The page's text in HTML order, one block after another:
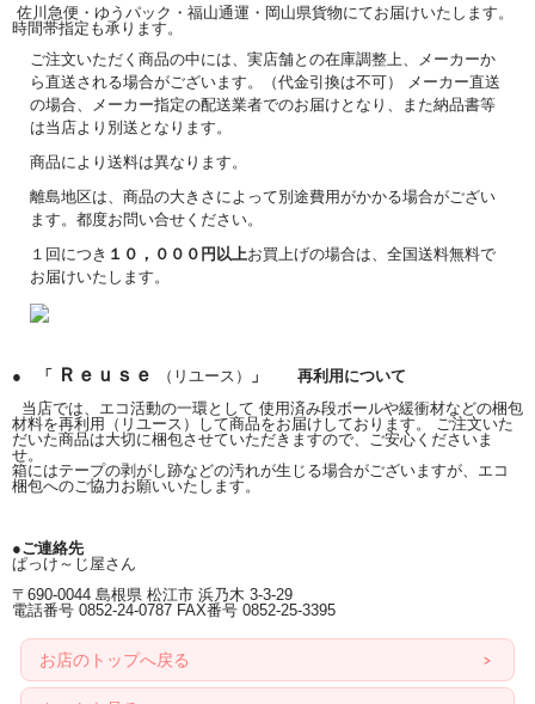
佐川急便・ゆうパック・福山通運・岡山県貨物にてお届けいたします。
時間帯指定も承ります。
ご注文いただく商品の中には、実店舗との在庫調整上、メーカーか
ら直送される場合がございます。（代金引換は不可） メーカー直送
の場合、メーカー指定の配送業者でのお届けとなり、また納品書等
は当店より別送となります。
商品により送料は異なります。
離島地区は、商品の大きさによって別途費用がかかる場合がござい
ます。都度お問い合せください。
１回につき １０，０００円以上お買上げの場合は、全国送料無料で
お届けいたします。
● 「 Ｒｅｕｓｅ （リユース）
」 再利用について
当店では、エコ活動の一環として 使用済み段ボールや緩衝材などの梱包
材料を再利用（リユース）して商品をお届けしております。 ご注文いた
だいた商品は大切に梱包させていただきますので、ご安心くださいま
せ。
箱にはテープの剥がし跡などの汚れが生じる場合がございますが、エコ
梱包へのご協力お願いいたします。
●ご連絡先
ぱっけ～じ屋さん
〒690-0044 島根県 松江市 浜乃木 3-3-29
電話番号 0852-24-0787 FAX番号 0852-25-3395
お店のトップへ戻る